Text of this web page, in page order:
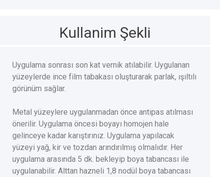
Kullanim Şekli
Uygulama sonrası son kat vernik atılabilir. Uygulanan
yüzeylerde ince film tabakası oluşturarak parlak, ışıltılı
görünüm sağlar.
Metal yüzeylere uygulanmadan önce antipas atılması
önerilir. Uygulama öncesi boyayı homojen hale
gelinceye kadar karıştırınız. Uygulama yapılacak
yüzeyi yağ, kir ve tozdan arındırılmış olmalıdır. Her
uygulama arasında 5 dk. bekleyip boya tabancası ile
uygulanabilir. Alttan hazneli 1,8 nodül boya tabancası